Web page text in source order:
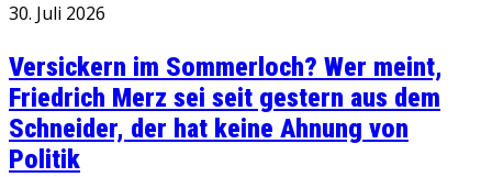
30. Juli 2026
Versickern im Sommerloch? Wer meint,
Friedrich Merz sei seit gestern aus dem
Schneider, der hat keine Ahnung von
Politik